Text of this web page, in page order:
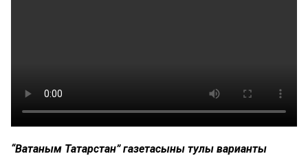
“Ватаным Татарстан” газетасының тулы варианты